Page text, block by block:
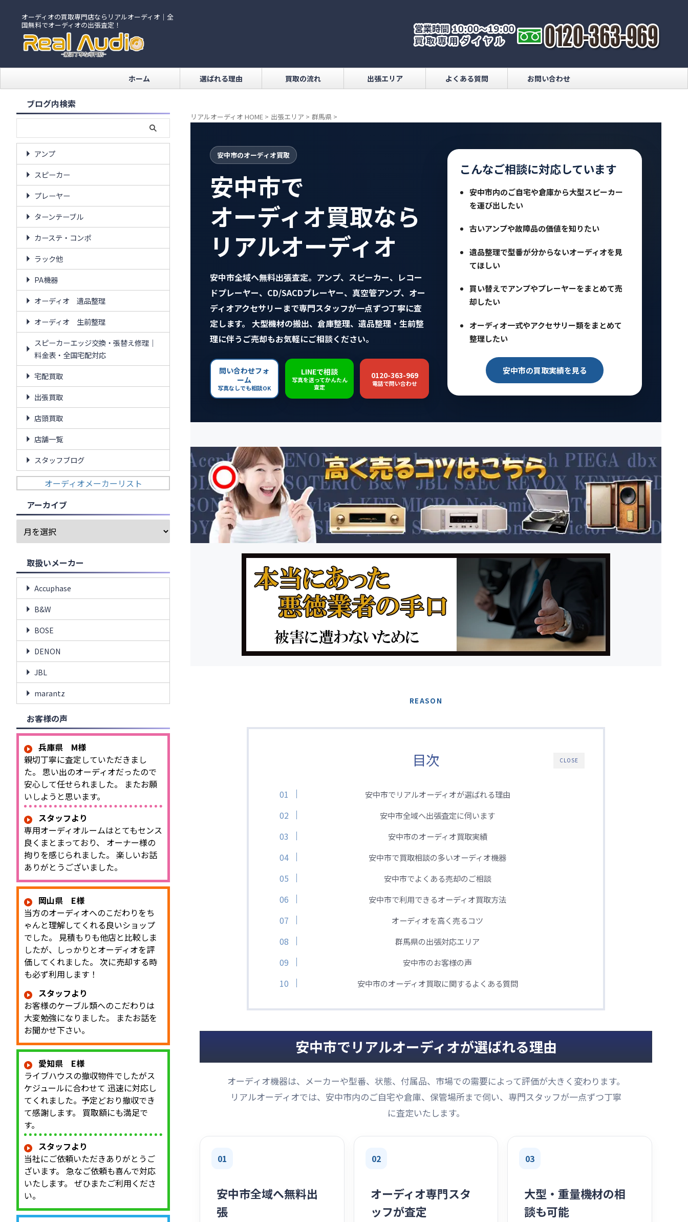
オーディオの買取専門店ならリアルオーディオ｜全
国無料でオーディオの出張査定！
ホーム 選ばれる理由 買取の流れ 出張エリア よくある質問 お問い合わせ
リアルオーディオ HOME > 出張エリア > 群馬県 >
安中市のオーディオ買取
安中市で
オーディオ買取なら
リアルオーディオ
安中市全域へ無料出張査定。アンプ、スピーカー、レコー
ドプレーヤー、CD/SACDプレーヤー、真空管アンプ、オー
ディオアクセサリーまで専門スタッフが一点ずつ丁寧に査
定します。 大型機材の搬出、倉庫整理、遺品整理・生前整
理に伴うご売却もお気軽にご相談ください。
問い合わせフォ
ーム
写真なしでも相談OK
LINEで相談
写真を送ってかんたん
査定
0120-363-969
電話で問い合わせ
こんなご相談に対応しています
安中市内のご自宅や倉庫から大型スピーカー
を運び出したい
古いアンプや故障品の価値を知りたい
遺品整理で型番が分からないオーディオを見
てほしい
買い替えでアンプやプレーヤーをまとめて売
却したい
オーディオ一式やアクセサリー類をまとめて
整理したい
安中市の買取実績を見る
REASON
CLOSE
目次
安中市でリアルオーディオが選ばれる理由
安中市全域へ出張査定に伺います
安中市のオーディオ買取実績
安中市で買取相談の多いオーディオ機器
安中市でよくある売却のご相談
安中市で利用できるオーディオ買取方法
オーディオを高く売るコツ
群馬県の出張対応エリア
安中市のお客様の声
安中市のオーディオ買取に関するよくある質問
安中市でリアルオーディオが選ばれる理由
オーディオ機器は、メーカーや型番、状態、付属品、市場での需要によって評価が大きく変わります。
リアルオーディオでは、安中市内のご自宅や倉庫、保管場所まで伺い、専門スタッフが一点ずつ丁寧
に査定いたします。
01
安中市全域へ無料出
張
02
オーディオ専門スタ
ッフが査定
03
大型・重量機材の相
談も可能
ブログ内検索
アンプ
スピーカー
プレーヤー
ターンテーブル
カーステ・コンポ
ラック他
PA機器
オーディオ 遺品整理
オーディオ 生前整理
スピーカーエッジ交換・張替え修理｜
料金表・全国宅配対応
宅配買取
出張買取
店頭買取
店舗一覧
スタッフブログ
オーディオメーカーリスト
アーカイブ
取扱いメーカー
Accuphase
B&W
BOSE
DENON
JBL
marantz
お客様の声
兵庫県 M様
親切丁寧に査定していただきまし
た。 思い出のオーディオだったので
安心して任せられました。 またお願
いしようと思います。
スタッフより
専用オーディオルームはとてもセンス
良くまとまっており、 オーナー様の
拘りを感じられました。 楽しいお話
ありがとうございました。
岡山県 E様
当方のオーディオへのこだわりをち
ゃんと理解してくれる良いショップ
でした。 見積もりも他店と比較しま
したが、しっかりとオーディオを評
価してくれました。 次に売却する時
も必ず利用します！
スタッフより
お客様のケーブル類へのこだわりは
大変勉強になりました。 またお話を
お聞かせ下さい。
愛知県 E様
ライブハウスの撤収物件でしたがス
ケジュールに合わせて 迅速に対応し
てくれました。予定どおり撤収でき
て感謝します。 買取額にも満足で
す。
スタッフより
当社にご依頼いただきありがとうご
ざいます。 急なご依頼も喜んで対応
いたします。 ぜひまたご利用くださ
い。